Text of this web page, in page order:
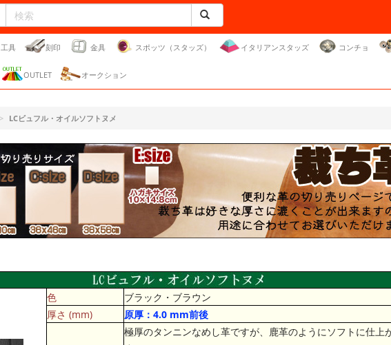
工具 刻印 金具 スポッツ（スタッズ） イタリアンスタッズ コンチョ
OUTLET オークション
LCビュフル・オイルソフトヌメ
色
ブラック・ブラウン
厚さ (mm)
原厚：4.0 mm前後
極厚のタンニンなめし革ですが、鹿革のようにソフトに仕上